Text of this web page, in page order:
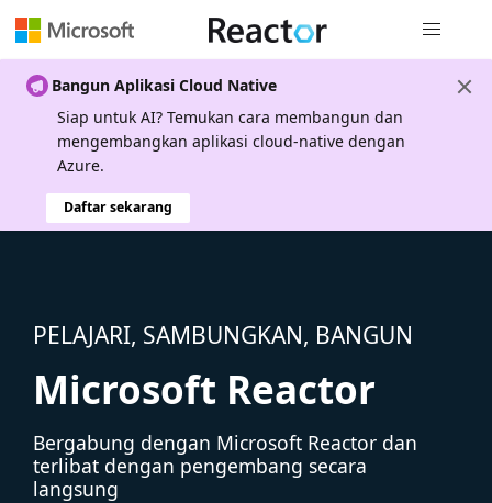
Bangun Aplikasi Cloud Native
Siap untuk AI? Temukan cara membangun dan
mengembangkan aplikasi cloud-native dengan
Azure.
Daftar sekarang
PELAJARI, SAMBUNGKAN, BANGUN
Microsoft Reactor
Bergabung dengan Microsoft Reactor dan
terlibat dengan pengembang secara
langsung